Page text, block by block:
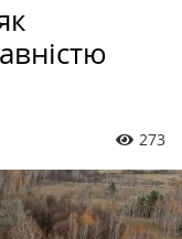
273